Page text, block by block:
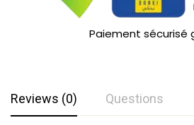
Paiement sécurisé
Reviews (0) Questions